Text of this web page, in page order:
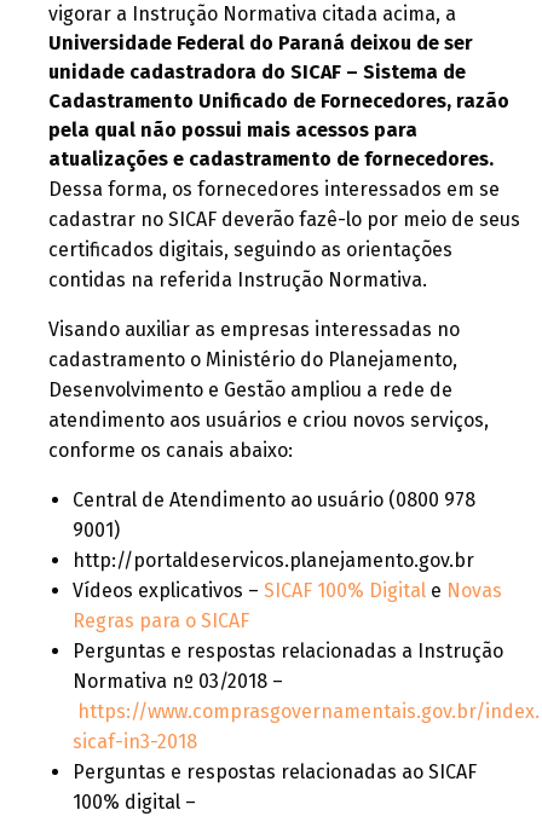
vigorar a Instrução Normativa citada acima, a
Universidade Federal do Paraná deixou de ser
unidade cadastradora do SICAF – Sistema de
Cadastramento Unificado de Fornecedores, razão
pela qual não possui mais acessos para
atualizações e cadastramento de fornecedores.
Dessa forma, os fornecedores interessados em se
cadastrar no SICAF deverão fazê-lo por meio de seus
certificados digitais, seguindo as orientações
contidas na referida Instrução Normativa.
Visando auxiliar as empresas interessadas no
cadastramento o Ministério do Planejamento,
Desenvolvimento e Gestão ampliou a rede de
atendimento aos usuários e criou novos serviços,
conforme os canais abaixo:
Central de Atendimento ao usuário (0800 978
9001)
http://portaldeservicos.planejamento.gov.br
Vídeos explicativos – SICAF 100% Digital e Novas
Regras para o SICAF
Perguntas e respostas relacionadas a Instrução
Normativa nº 03/2018 –
https://www.comprasgovernamentais.gov.br/
sicaf-in3-2018
Perguntas e respostas relacionadas ao SICAF
100% digital –